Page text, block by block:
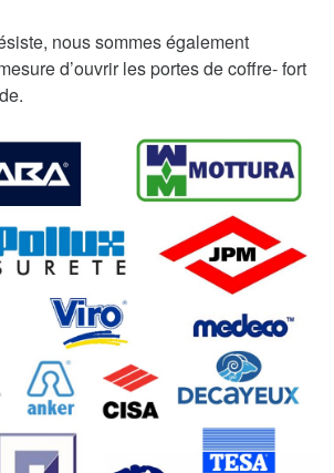
nous sommes également
d’ouvrir les portes de coffre- fort